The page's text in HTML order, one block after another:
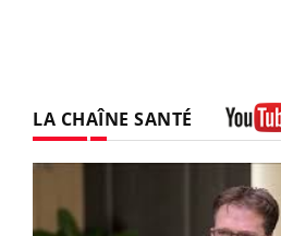
LA CHAÎNE SANTÉ